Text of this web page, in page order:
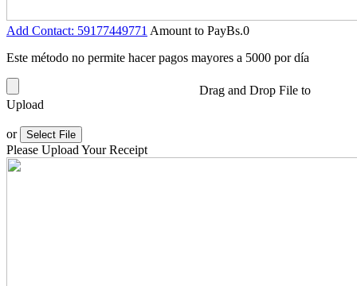
Add Contact: 59177449771 Amount to PayBs.0
Este método no permite hacer pagos mayores a 5000 por día
Drag and Drop File to
Upload
or Select File
Please Upload Your Receipt